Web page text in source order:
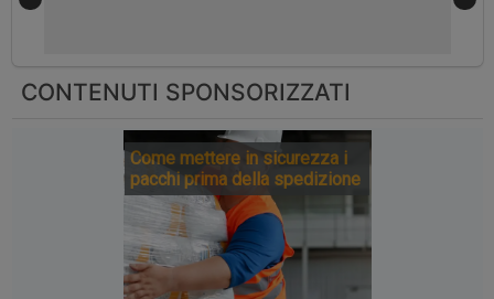
CONTENUTI SPONSORIZZATI
Come mettere in sicurezza i
pacchi prima della spedizione